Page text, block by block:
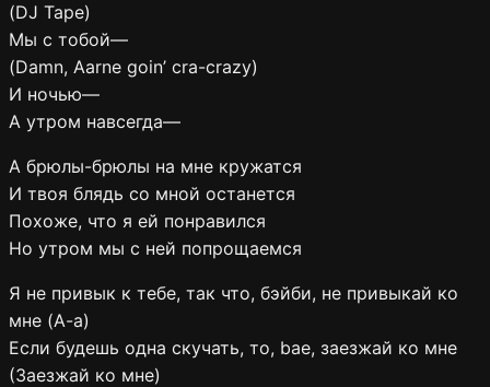
(DJ Tape)
Мы с тобой—
(Damn, Aarne goin’ cra-crazy)
И ночью—
А утром навсегда—
А брюлы-брюлы на мне кружатся
И твоя блядь со мной останется
Похоже, что я ей понравился
Но утром мы с ней попрощаемся
Я не привык к тебе, так что, бэйби, не привыкай ко
мне (А-а)
Если будешь одна скучать, то, bae, заезжай ко мне
(Заезжай ко мне)